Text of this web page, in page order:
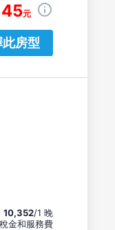
元
房型
10,352/1 晚
金和服務費